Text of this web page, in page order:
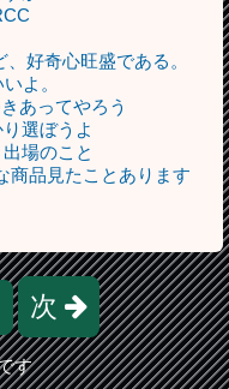
好奇心旺盛である。
よ。
あってやろう
選ぼうよ
場のこと
商品見たことあります
次
す